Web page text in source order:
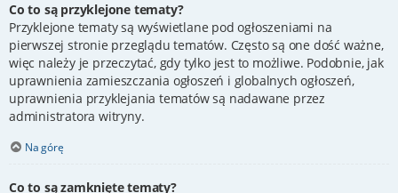
Co to są przyklejone tematy?
Przyklejone tematy są wyświetlane pod ogłoszeniami na
pierwszej stronie przeglądu tematów. Często są one dość ważne,
więc należy je przeczytać, gdy tylko jest to możliwe. Podobnie, jak
uprawnienia zamieszczania ogłoszeń i globalnych ogłoszeń,
uprawnienia przyklejania tematów są nadawane przez
administratora witryny.
Na górę
Co to są zamknięte tematy?